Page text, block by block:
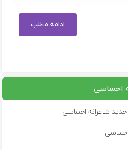
ادامه مطلب
احساسی
جدید شاعرانه احساسی